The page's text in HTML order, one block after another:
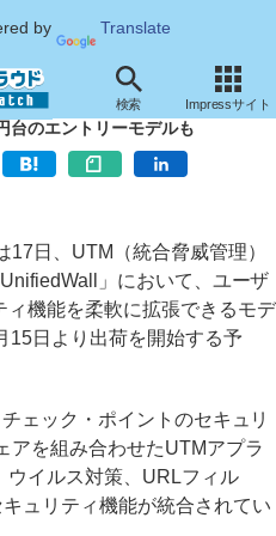
by Translate
検索 Impressサイト
搭載UTMアプライアンスの新モデ
台のエントリーモデルも
日、UTM（統合脅威管理）
」において、ユーザ
機能を柔軟に拡張できるモデ
15日より出荷を開始する予
ェック・ポイントのセキュリ
アを組み合わせたUTMアプラ
ウイルス対策、URLフィル
ュリティ機能が統合されてい